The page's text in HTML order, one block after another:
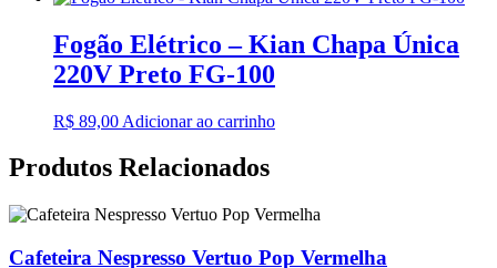
Fogão Elétrico – Kian Chapa Única
220V Preto FG-100
R$ 89,00 Adicionar ao carrinho
Produtos Relacionados
Cafeteira Nespresso Vertuo Pop Vermelha